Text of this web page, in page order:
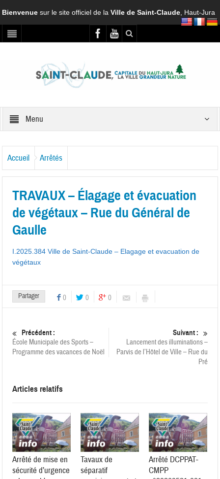
Bienvenuesur le site officiel de laVille de Saint-Claude , Haut-Jura
Menu
Accueil Arrêtés
TRAVAUX – Élagage et évacuation
de végétaux – Rue du Général de
Gaulle
I.2025.384 Ville de Saint-Claude – Elagage et evacuation de
végétaux
Partager 0 0 0
Précédent :
École Municipale des Sports –
Programme des vacances de Noël
Suivant :
Lancement des illuminations –
Parvis de l’Hôtel de Ville – Rue du
Pré
Articles relatifs
Arrêté de mise en
sécurité d’urgence
Tavaux de
séparatif
Arrêté DCPPAT-
CMPP